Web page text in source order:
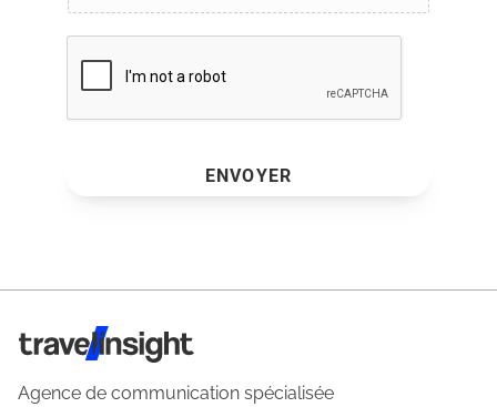
ENVOYER
Travel Insight
Agence de communication spécialisée